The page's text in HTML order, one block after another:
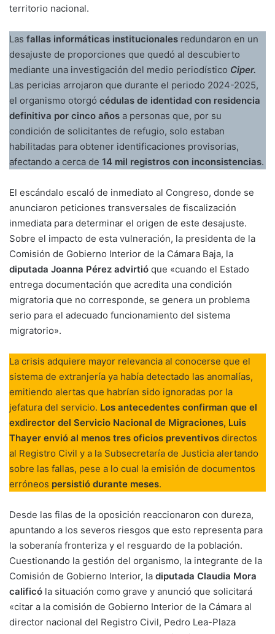
territorio nacional.
Las fallas informáticas institucionales redundaron en un
desajuste de proporciones que quedó al descubierto
mediante una investigación del medio periodístico Ciper.
Las pericias arrojaron que durante el periodo 2024-2025,
el organismo otorgó cédulas de identidad con residencia
definitiva por cinco años a personas que, por su
condición de solicitantes de refugio, solo estaban
habilitadas para obtener identificaciones provisorias,
afectando a cerca de 14 mil registros con inconsistencias.
El escándalo escaló de inmediato al Congreso, donde se
anunciaron peticiones transversales de fiscalización
inmediata para determinar el origen de este desajuste.
Sobre el impacto de esta vulneración, la presidenta de la
Comisión de Gobierno Interior de la Cámara Baja, la
diputada Joanna Pérez advirtió que «cuando el Estado
entrega documentación que acredita una condición
migratoria que no corresponde, se genera un problema
serio para el adecuado funcionamiento del sistema
migratorio».
La crisis adquiere mayor relevancia al conocerse que el
sistema de extranjería ya había detectado las anomalías,
emitiendo alertas que habrían sido ignoradas por la
jefatura del servicio. Los antecedentes confirman que el
exdirector del Servicio Nacional de Migraciones, Luis
Thayer envió al menos tres oficios preventivos directos
al Registro Civil y a la Subsecretaría de Justicia alertando
sobre las fallas, pese a lo cual la emisión de documentos
erróneos persistió durante meses.
Desde las filas de la oposición reaccionaron con dureza,
apuntando a los severos riesgos que esto representa para
la soberanía fronteriza y el resguardo de la población.
Cuestionando la gestión del organismo, la integrante de la
Comisión de Gobierno Interior, la diputada Claudia Mora
calificó la situación como grave y anunció que solicitará
«citar a la comisión de Gobierno Interior de la Cámara al
director nacional del Registro Civil, Pedro Lea-Plaza